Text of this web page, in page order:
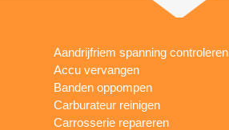
Aandrijfriem spanning controleren
Accu vervangen
Banden oppompen
Carburateur reinigen
Carrosserie repareren